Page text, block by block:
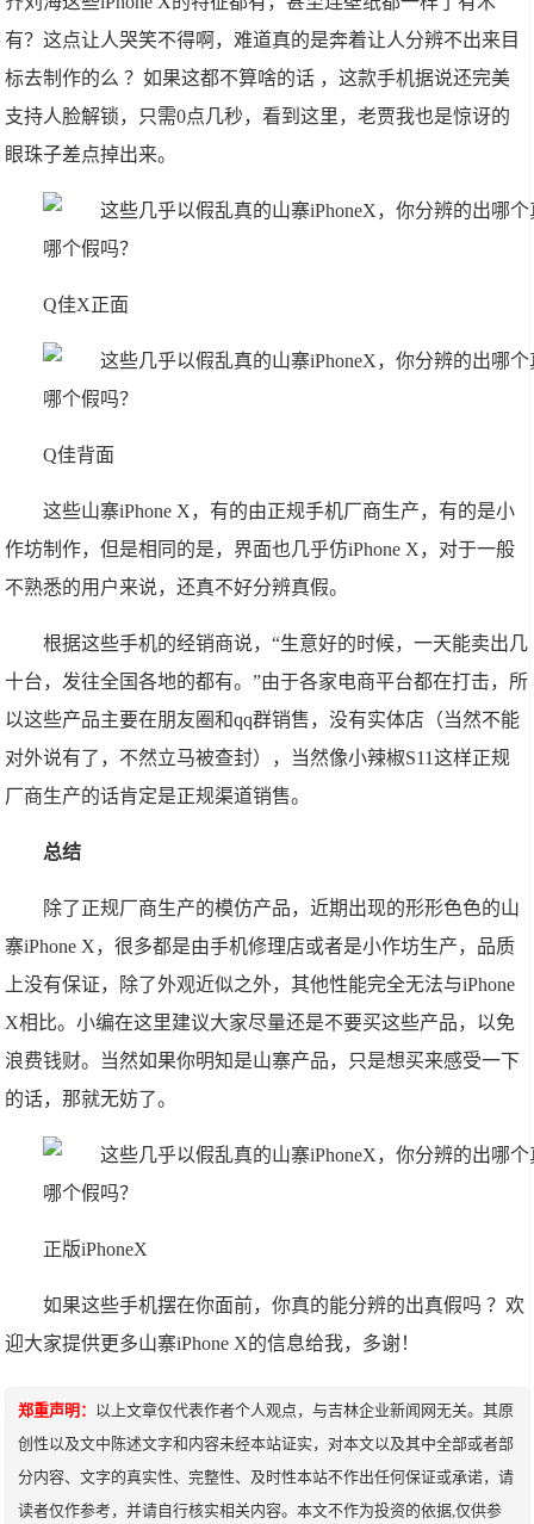
有？这点让人哭笑不得啊，难道真的是奔着让人分辨不出来目
标去制作的么 ？如果这都不算啥的话 ，这款手机据说还完美
支持人脸解锁，只需0点几秒，看到这里，老贾我也是惊讶的
眼珠子差点掉出来。
Q佳X正面
Q佳背面
这些山寨iPhone X，有的由正规手机厂商生产，有的是小
作坊制作，但是相同的是，界面也几乎仿iPhone X，对于一般
不熟悉的用户来说，还真不好分辨真假。
根据这些手机的经销商说，“生意好的时候，一天能卖出几
十台，发往全国各地的都有。”由于各家电商平台都在打击，所
以这些产品主要在朋友圈和qq群销售，没有实体店（当然不能
对外说有了，不然立马被查封），当然像小辣椒S11这样正规
厂商生产的话肯定是正规渠道销售。
总结
除了正规厂商生产的模仿产品，近期出现的形形色色的山
寨iPhone X，很多都是由手机修理店或者是小作坊生产，品质
上没有保证，除了外观近似之外，其他性能完全无法与iPhone
X相比。小编在这里建议大家尽量还是不要买这些产品，以免
浪费钱财。当然如果你明知是山寨产品，只是想买来感受一下
的话，那就无妨了。
正版iPhoneX
如果这些手机摆在你面前，你真的能分辨的出真假吗 ？欢
迎大家提供更多山寨iPhone X的信息给我，多谢！
郑重声明： 以上文章仅代表作者个人观点，与吉林企业新闻网无关。其原
创性以及文中陈述文字和内容未经本站证实，对本文以及其中全部或者部
分内容、文字的真实性、完整性、及时性本站不作出任何保证或承诺，请
读者仅作参考，并请自行核实相关内容。本文不作为投资的依据,仅供参